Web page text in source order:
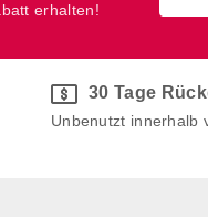
erhalten!
30 Tage
Unbenutzt innerhalb